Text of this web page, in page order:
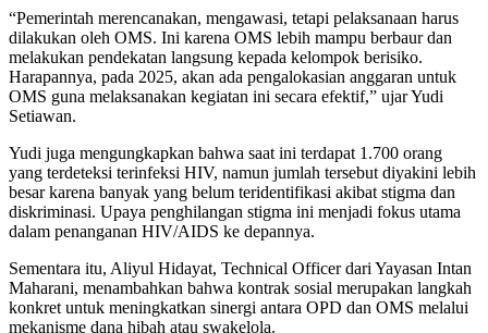
“Pemerintah merencanakan, mengawasi, tetapi pelaksanaan harus
dilakukan oleh OMS. Ini karena OMS lebih mampu berbaur dan
melakukan pendekatan langsung kepada kelompok berisiko.
Harapannya, pada 2025, akan ada pengalokasian anggaran untuk
OMS guna melaksanakan kegiatan ini secara efektif,” ujar Yudi
Setiawan.
Yudi juga mengungkapkan bahwa saat ini terdapat 1.700 orang
yang terdeteksi terinfeksi HIV, namun jumlah tersebut diyakini lebih
besar karena banyak yang belum teridentifikasi akibat stigma dan
diskriminasi. Upaya penghilangan stigma ini menjadi fokus utama
dalam penanganan HIV/AIDS ke depannya.
Sementara itu, Aliyul Hidayat, Technical Officer dari Yayasan Intan
Maharani, menambahkan bahwa kontrak sosial merupakan langkah
konkret untuk meningkatkan sinergi antara OPD dan OMS melalui
mekanisme dana hibah atau swakelola.